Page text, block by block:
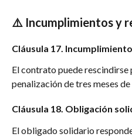
⚠️ Incumplimientos y
Cláusula 17.
El contrato puede
penalización de tres meses
Cláusula 18. Obligación
El obligado solidario